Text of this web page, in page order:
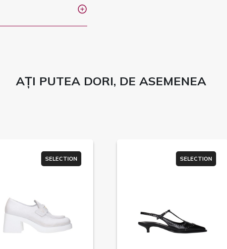
AȚI PUTEA DORI, DE ASEMENEA
SELECTION SELECTION